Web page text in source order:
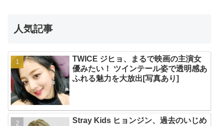
人気記事
TWICE ジヒョ、まるで映画の主演女
優みたい！ ツインテール姿で透明感あ
ふれる魅力を大放出[写真あり]
Stray Kids ヒョンジン、過去のいじめ